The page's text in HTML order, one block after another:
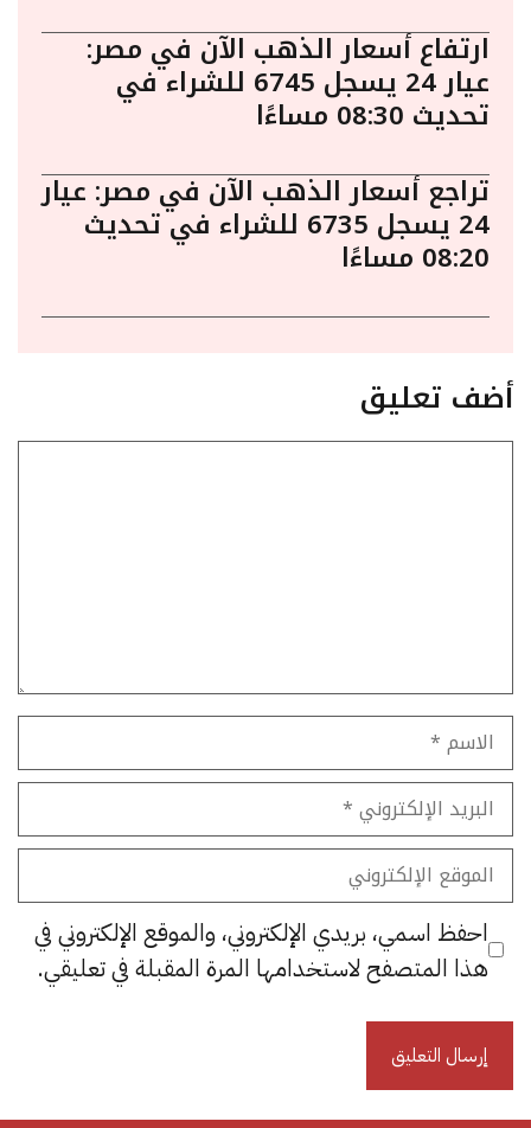
ارتفاع أسعار الذهب الآن في مصر:
عيار 24 يسجل 6745 للشراء في
تحديث 08:30 مساءًا
تراجع أسعار الذهب الآن في مصر: عيار
24 يسجل 6735 للشراء في تحديث
08:20 مساءًا
أضف تعليق
الاسم
البريد
الإلكتروني
الموقع
الإلكتروني
احفظ اسمي، بريدي الإلكتروني، والموقع الإلكتروني في
هذا المتصفح لاستخدامها المرة المقبلة في تعليقي.